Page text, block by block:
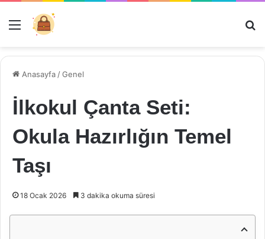
Menü
Anasayfa /Genel
İlkokul Çanta Seti:
Okula Hazırlığın Temel
Taşı
18 Ocak 2026 3 dakika okuma süresi